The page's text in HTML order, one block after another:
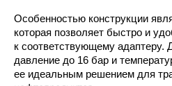
Особенностью конструкции
которая позволяет быстро и
к соответствующему адаптеру.
давление до 16 бар и
ее идеальным решением для